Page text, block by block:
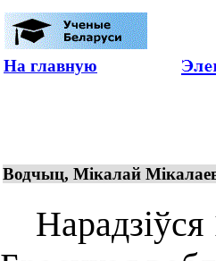
На главную
Водчыц, Мікалай
Нарадзіўся